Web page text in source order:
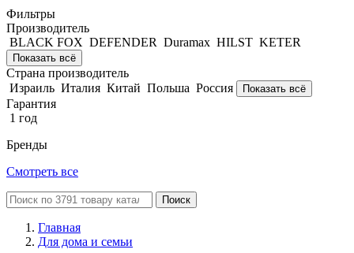
Фильтры
Производитель
BLACK FOX DEFENDER Duramax HILST KETER
Показать всё
Страна производитель
Израиль Италия Китай Польша Россия Показать всё
Гарантия
1 год
Бренды
Смотреть все
Поиск
Главная
Для дома и семьи